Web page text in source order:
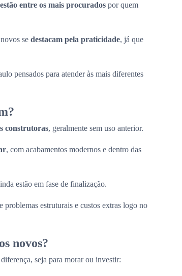
entre os mais procurados por quem
se destacam pela praticidade, já que
pensados para atender às mais diferentes
construtoras, geralmente sem uso anterior.
, com acabamentos modernos e dentro das
estão em fase de finalização.
problemas estruturais e custos extras logo no
novos?
seja para morar ou investir: